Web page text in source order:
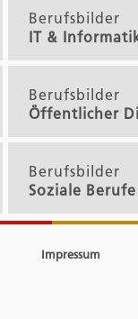
Berufsbilder
IT &
Berufsbilder
Öffentlicher
Berufsbilder
Soziale Berufe
Impressum